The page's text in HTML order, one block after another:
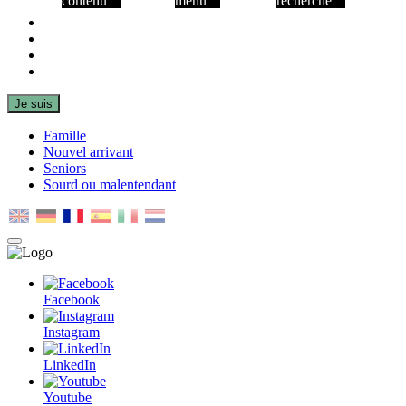
Je suis
Famille
Nouvel arrivant
Seniors
Sourd ou malentendant
MENU
PRINCIPAL
Facebook
Instagram
LinkedIn
Youtube